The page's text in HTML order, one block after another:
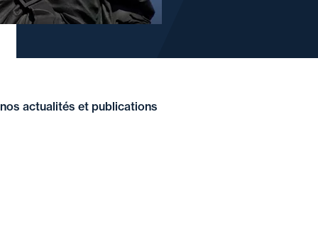
actualités et publications